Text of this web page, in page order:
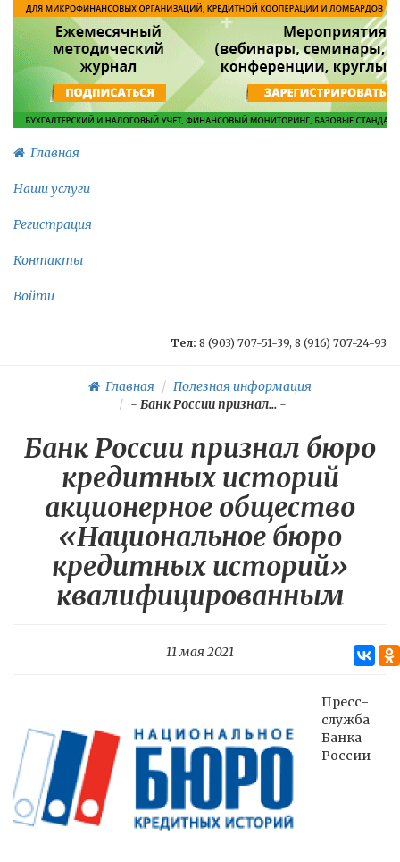
Главная
Наши услуги
Регистрация
Контакты
Войти
Тел: 8 (903) 707-51-39, 8 (916) 707-24-93
Главная
Полезная информация
- Банк России признал...-
Банк России признал бюро
кредитных историй
акционерное общество
«Национальное бюро
кредитных историй»
квалифицированным
11 мая 2021
Пресс-
служба
Банка
России